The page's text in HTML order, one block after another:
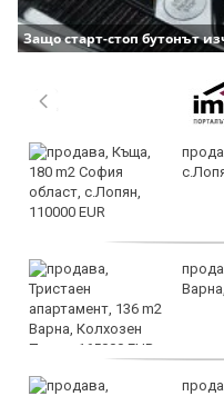
Защо старт-стоп бутонът